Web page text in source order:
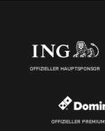
OFFIZIELLER HAUPTSPONSOR
OFFIZIELLER